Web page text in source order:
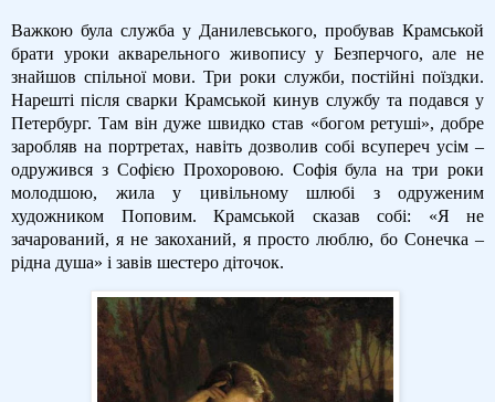
Важкою була служба у Данилевського, пробував Крамськой
брати уроки акварельного живопису у Безперчого, але не
знайшов спільної мови. Три роки служби, постійні поїздки.
Нарешті після сварки Крамськой кинув службу та подався у
Петербург. Там він дуже швидко став «богом ретуші», добре
заробляв на портретах, навіть дозволив собі всупереч усім –
одружився з Софією Прохоровою. Софія була на три роки
молодшою, жила у цивільному шлюбі з одруженим
художником Поповим. Крамськой сказав собі: «Я не
зачарований, я не закоханий, я просто люблю, бо Сонечка –
рідна душа» і завів шестеро діточок.